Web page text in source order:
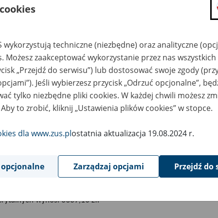
przychodu
miesięcznego
2019 r. ogłoszonego do
stosowanej przy
art. 10 ust. 9 ustawy z dnia 27 czerwca 2003 r. o
1622, 1818 i 2473) ogłasza się, że od dnia 1 marca 2020 r.
przeciętnego miesięcznego wynagrodzenia za IV kwartał 2019
wynosi 3639,10 zł.
wykorzystują techniczne (niezbędne) oraz analityczne
Możesz zaakceptować wykorzystanie przez nas
„Przejdź do serwisu”) lub dostosować swoje zgody
Jeśli wybierzesz przycisk „Odrzuć opcjonalne”,
tylko niezbędne pliki cookies. W każdej chwili możesz
to zrobić, kliknij „Ustawienia plików cookies” w stopce.
dla www.zus.plostatnia aktualizacja 19.08.2024 r.
Zarządzaj opcjami Przejdź do